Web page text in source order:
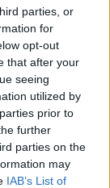
parties, or
for
opt-out
that after your
seeing
utilized by
prior to
further
parties on the
may
IAB’s List of
κάθε
μας;